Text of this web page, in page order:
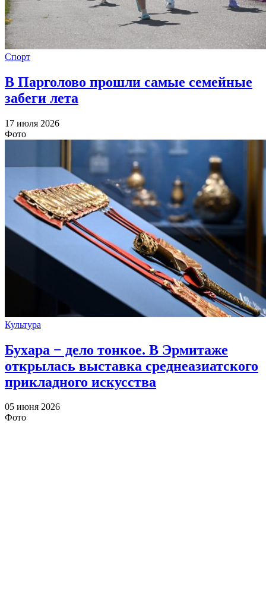
Спорт
В Парголово прошли самые семейные
забеги лета
17 июля 2026
Фото
Культура
Бухара − дело тонкое. В Эрмитаже
открылась выставка среднеазиатского
прикладного искусства
05 июня 2026
Фото